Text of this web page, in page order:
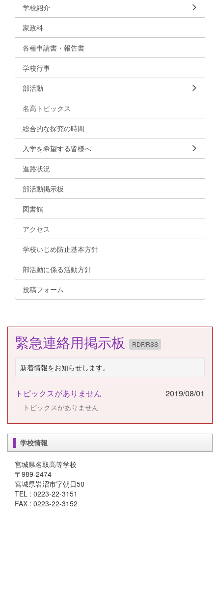
学校紹介
家政科
各種申請書・報告書
学校行事
部活動
名高トピックス
総合的な探究の時間
入学を希望する皆様へ
進路状況
部活動掲示板
図書館
アクセス
学校いじめ防止基本方針
部活動に係る活動方針
投稿フォーム
緊急連絡用掲示板 RDF/RSS
新着情報をお知らせします。
トピックスがありません 2019/08/01
トピックスがありません
学校情報
宮城県名取高等学校
〒989-2474
宮城県岩沼市字朝日50
TEL : 0223-22-3151
FAX : 0223-22-3152